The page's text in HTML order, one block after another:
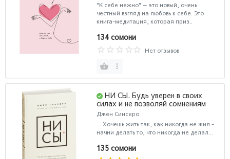
"К себе нежно" — это новый, очень
честный взгляд на любовь к себе. Это
книга-медитация, которая приз..
134 сомони
Нет отзывов
НИ СЫ. Будь уверен в своих
силах и не позволяй сомнениям
мешать тебе двигаться вперед (Т)
Джен Синсеро
Хочешь жить так, как никогда не жил -
начни делать то, что никогда не делал...
135 сомони